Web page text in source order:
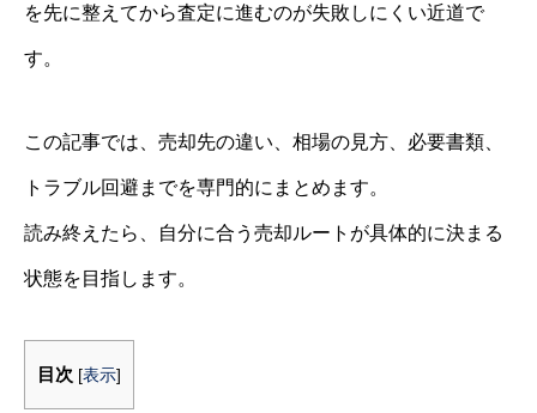
を先に整えてから査定に進むのが失敗しにくい近道で
す。
この記事では、売却先の違い、相場の見方、必要書類、
トラブル回避までを専門的にまとめます。
読み終えたら、自分に合う売却ルートが具体的に決まる
状態を目指します。
目次 [表示]